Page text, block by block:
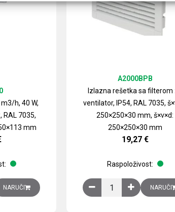
lim količina
h, 40 W,
RAL 7035,
mm
m3/h, 40 W, 230V AC, 50/60 Hz, RAL 7035,
NARUČI
Izlazna rešetka sa filterom
ventilator, IP54, RAL 7035,
250×250×30 mm, š×v×d:
250×250×30 mm
A2000BPB
19,27 €
Raspoloživost:
Izlazna rešetka saNARUČI